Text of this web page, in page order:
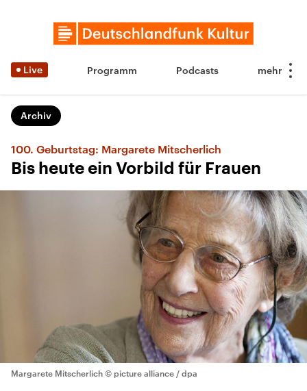
Live Programm Podcasts
Archiv
100. Geburtstag: Margarete Mitscherlich
Bis heute ein Vorbild für Frauen
Margarete Mitscherlich © picture alliance / dpa